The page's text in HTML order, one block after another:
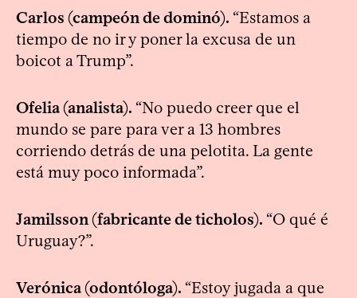
Carlos (campeón de dominó). “Estamos a
tiempo de no ir y poner la excusa de un
boicot a Trump”.
Ofelia (analista). “No puedo creer que el
mundo se pare para ver a 13 hombres
corriendo detrás de una pelotita. La gente
está muy poco informada”.
Jamilsson (fabricante de ticholos). “O qué é
Uruguay?”.
Verónica (odontóloga). “Estoy jugada a que